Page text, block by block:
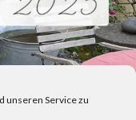
unseren Service zu